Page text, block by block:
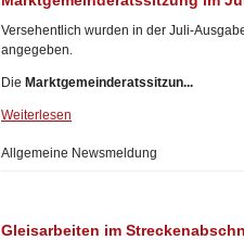
Versehentlich wurden in der Juli-
angegeben.
Die Marktgemeinderatssitzun...
Weiterlesen
Allgemeine Newsmeldung
Gleisarbeiten im